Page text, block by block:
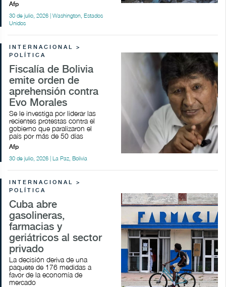
Afp
30 de julio, 2026 | Washington, Estados
Unidos
INTERNACIONAL >
POLÍTICA
Fiscalía de Bolivia
emite orden de
aprehensión contra
Evo Morales
Se le investiga por liderar las
recientes protestas contra el
gobierno que paralizaron el
país por más de 50 días
Afp
30 de julio, 2026 | La Paz, Bolivia
INTERNACIONAL >
POLÍTICA
Cuba abre
gasolineras,
farmacias y
geriátricos al sector
privado
La decisión deriva de una
paquete de 176 medidas a
favor de la economía de
mercado